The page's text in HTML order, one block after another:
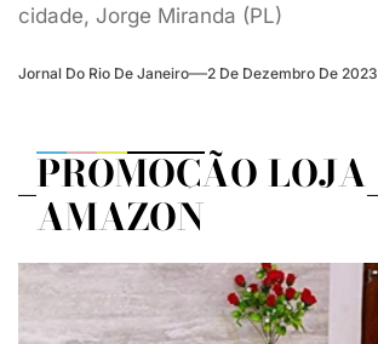
cidade, Jorge Miranda (PL)
Jornal Do Rio De Janeiro 2 De Dezembro De 2023
PROMOÇÃO LOJA
AMAZON